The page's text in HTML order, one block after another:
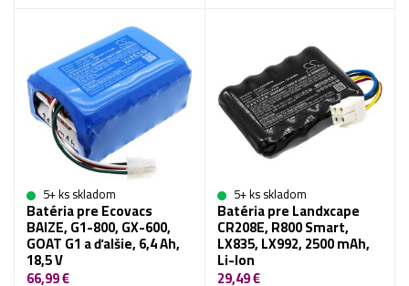
5+ ks skladom
Batéria pre Ecovacs
BAIZE, G1-800, GX-600,
GOAT G1 a ďalšie, 6,4 Ah,
18,5 V
66,99 €
5+ ks skladom
Batéria pre Landxcape
CR208E, R800 Smart,
LX835, LX992, 2500 mAh,
Li-Ion
29,49 €